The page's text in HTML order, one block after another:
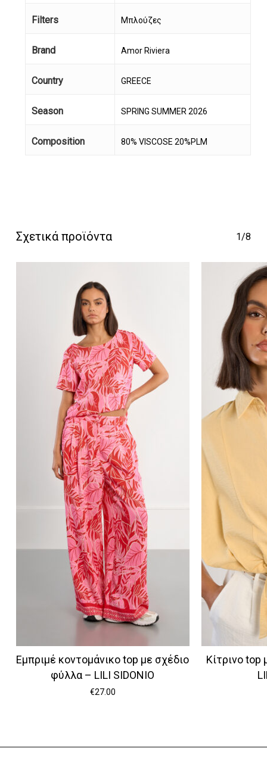
Κανένα προϊόν στο
Filters Μπλούζες
Brand Amor Riviera
Country GREECE
Season SPRING SUMMER 2026
Composition 80% VISCOSE 20%PLM
Σχετικά προϊόντα 1/8
Εμπριμέ κοντομάνικο top με σχέδιο
φύλλα – LILI SIDONIO
€27.00
Κίτρινο